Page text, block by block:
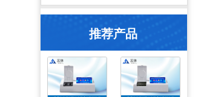
推荐产品